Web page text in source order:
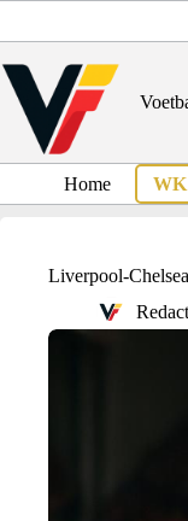
inhoud
Home WK
Liverpool-